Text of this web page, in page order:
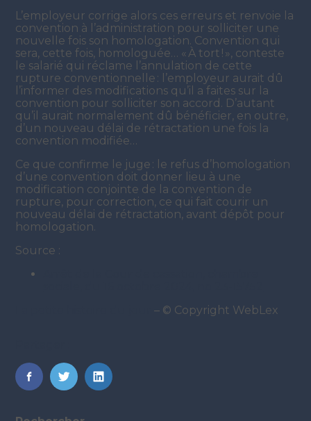
L’employeur corrige alors ces erreurs et renvoie la
convention à l’administration pour solliciter une
nouvelle fois son homologation. Convention qui
sera, cette fois, homologuée… « À tort ! », conteste
le salarié qui réclame l’annulation de cette
rupture conventionnelle : l’employeur aurait dû
l’informer des modifications qu’il a faites sur la
convention pour solliciter son accord. D’autant
qu’il aurait normalement dû bénéficier, en outre,
d’un nouveau délai de rétractation une fois la
convention modifiée…
Ce que confirme le juge : le refus d’homologation
d’une convention doit donner lieu à une
modification conjointe de la convention de
rupture, pour correction, ce qui fait courir un
nouveau délai de rétractation, avant dépôt pour
homologation.
Source :
– © Copyright WebLex
FaceBook
TwitterLinkedIn